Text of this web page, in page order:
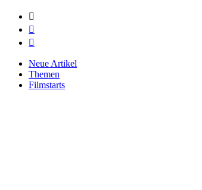



Neue Artikel
Themen
Filmstarts